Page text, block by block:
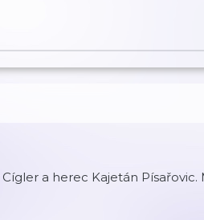
a herec Kajetán